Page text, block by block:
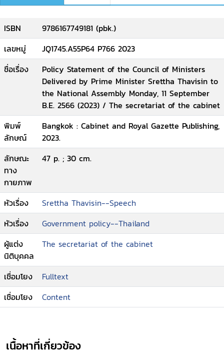
ISBN
9786167749181 (pbk.)
เลขหมู่
JQ1745.A55P64 P766 2023
ชื่อเรื่อง
Policy Statement of the Council of Ministers
Delivered by Prime Minister Srettha Thavisin to
the National Assembly Monday, 11 September
B.E. 2566 (2023) / The secretariat of the cabinet
พิมพ์
ลักษณ์
Bangkok : Cabinet and Royal Gazette Publishing,
2023.
ลักษณะ
ทาง
กายภาพ
47 p. ; 30 cm.
หัวเรื่อง
Srettha Thavisin--Speech
หัวเรื่อง
Government policy--Thailand
ผู้แต่ง
นิติบุคคล
The secretariat of the cabinet
เชื่อมโยง
Fulltext
เชื่อมโยง
Content
เนื้อหาที่เกี่ยวข้อง